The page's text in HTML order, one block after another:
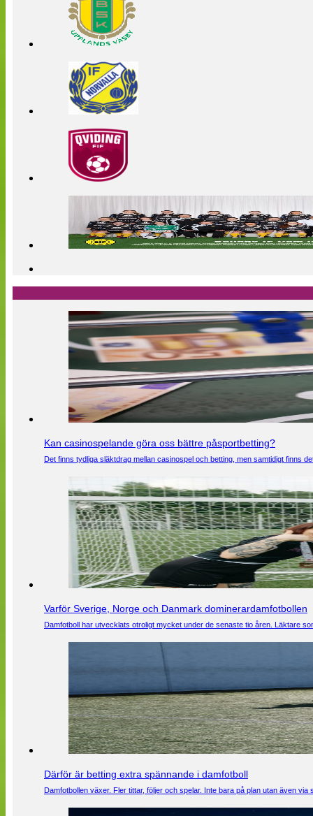
Kan casinospelande göra oss bättre påsportbetting?
Det finns tydliga släktdrag mellan casinospel och betting, men samtidigt finns
Varför Sverige, Norge och Danmark dominerardamfotbollen
Damfotboll har utvecklats otroligt mycket under de senaste tio åren. Läktare
Därför är betting extra spännande i damfotboll
Damfotbollen växer. Fler tittar, följer och spelar. Inte bara på plan utan även